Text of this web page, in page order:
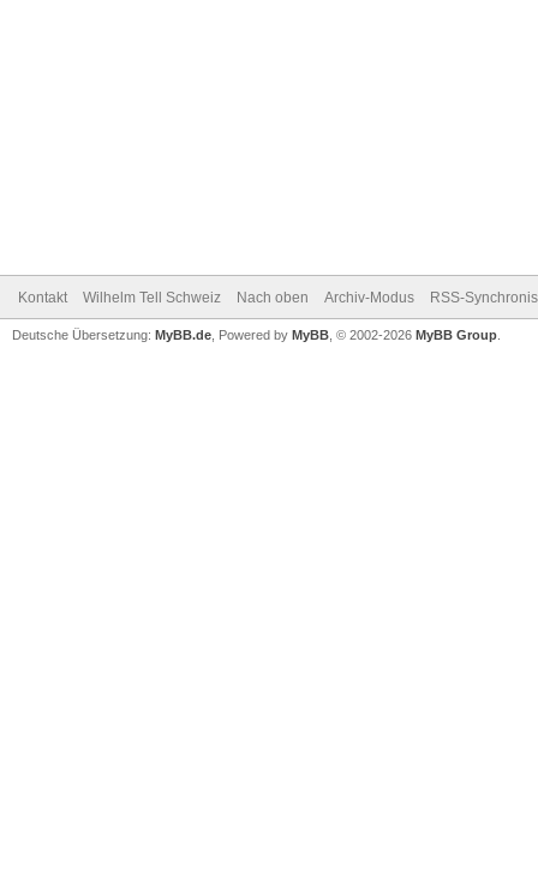
Kontakt Wilhelm Tell Schweiz Nach oben Archiv-Modus RSS-
Deutsche Übersetzung: MyBB.de , Powered by MyBB , © 2002-2026 MyBB Group